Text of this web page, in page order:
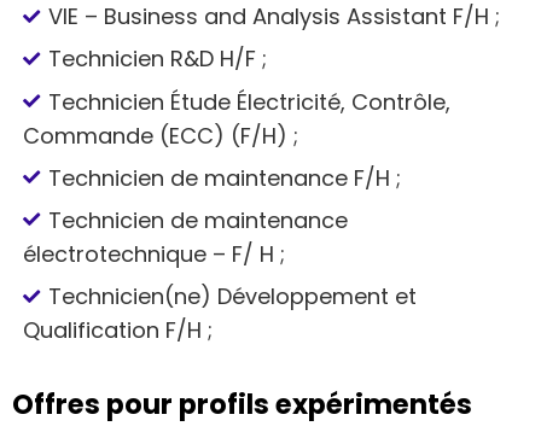
VIE – Business and Analysis Assistant F/H ;
Technicien R&D H/F ;
Technicien Étude Électricité, Contrôle,
Commande (ECC) (F/H) ;
Technicien de maintenance F/H ;
Technicien de maintenance
électrotechnique – F/ H ;
Technicien(ne) Développement et
Qualification F/H ;
Offres pour profils expérimentés